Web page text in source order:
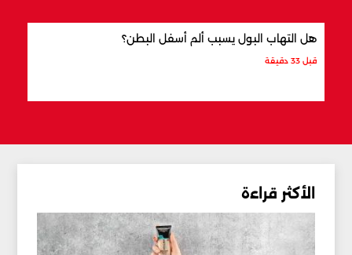
هل التهاب البول يسبب ألم أسفل البطن؟
قبل 33 دقيقة
الأكثر قراءة